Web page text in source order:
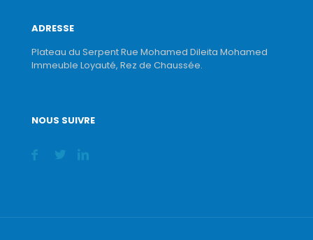
ADRESSE
Plateau du Serpent Rue Mohamed Dileita Mohamed
Immeuble Loyauté, Rez de Chaussée.
NOUS SUIVRE